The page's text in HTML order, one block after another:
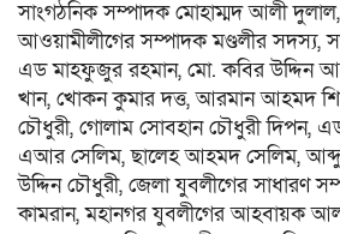
সাংগঠনিক সম্পাদক মোহাম্মদ আলী
আওয়ামীলীগের সম্পাদক মণ্ডলীর
এড মাহফুজুর রহমান, মো. কবির উদ্দিন
খান, খোকন কুমার দত্ত, আরমান আহমদ
চৌধুরী, গোলাম সোবহান চৌধুরী দিপন, এড.
এআর সেলিম, ছালেহ আহমদ সেলিম,
উদ্দিন চৌধুরী, জেলা যুবলীগের সাধারণ
কামরান, মহানগর যুবলীগের আহবায়ক